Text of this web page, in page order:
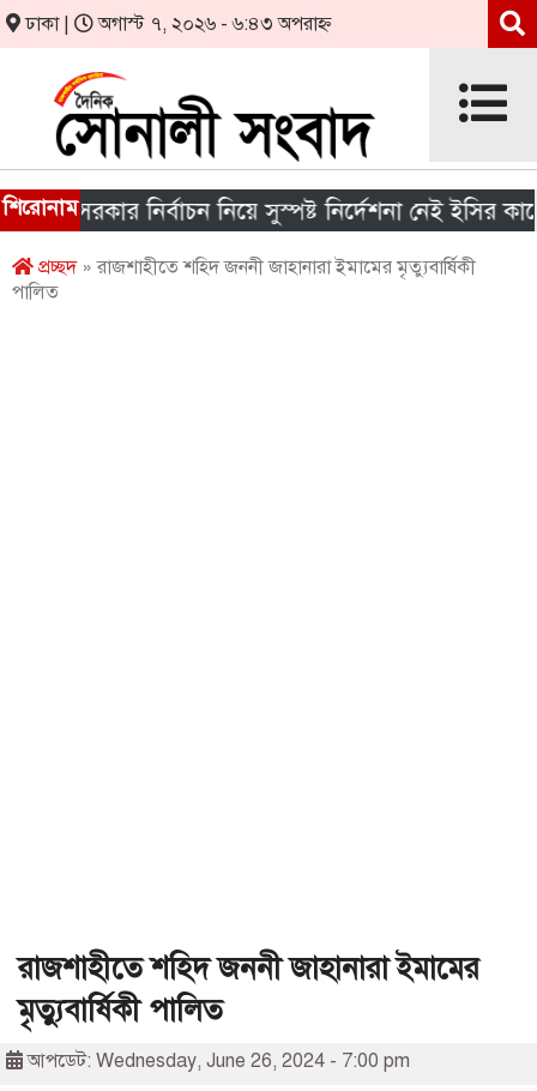
ঢাকা | অগাস্ট ৭, ২০২৬ - ৬:৪৩ অপরাহ্ন
শিরোনাম
সরকার নির্বাচন নিয়ে সুস্পষ্ট নির্দেশনা নেই ইসির কাছে
প্রচ্ছদ» রাজশাহীতে শহিদ জননী জাহানারা ইমামের মৃত্যুবার্ষিকী
পালিত
রাজশাহীতে শহিদ জননী জাহানারা ইমামের
মৃত্যুবার্ষিকী পালিত
আপডেট: Wednesday, June 26, 2024 - 7:00 pm